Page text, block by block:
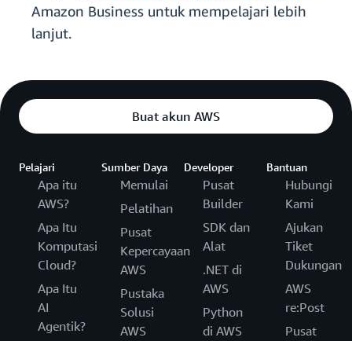
Amazon Business untuk mempelajari lebih
lanjut.
Buat akun AWS
Pelajari
Apa itu
AWS?
Apa Itu
Komputasi
Cloud?
Apa Itu
AI
Agentik?
Sumber Daya
Memulai
Pelatihan
Pusat
Kepercayaan
AWS
Pustaka
Solusi
AWS
Developer
Pusat
Builder
SDK dan
Alat
.NET di
AWS
Python
di AWS
Bantuan
Hubungi
Kami
Ajukan
Tiket
Dukungan
AWS
re:Post
Pusat